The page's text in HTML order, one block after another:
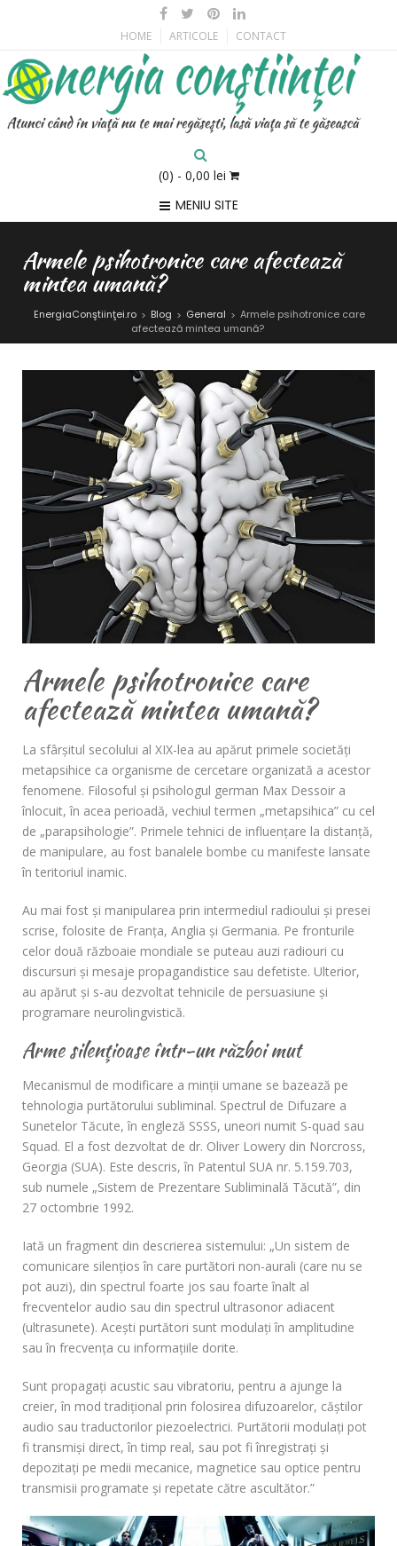
HOME ARTICOLE CONTACT
(0) - 0,00 lei
MENIU SITE
Armele psihotronice care afectează
mintea umană?
EnergiaConştiinţei.ro > Blog > General > Armele psihotronice care
afectează mintea umană?
Armele psihotronice care
afectează mintea umană?
La sfârşitul secolului al XIX-lea au apărut primele societăţi
metapsihice ca organisme de cercetare organizată a acestor
fenomene. Filosoful şi psihologul german Max Dessoir a
înlocuit, în acea perioadă, vechiul termen „metapsihica” cu cel
de „parapsihologie”. Primele tehnici de influenţare la distanţă,
de manipulare, au fost banalele bombe cu manifeste lansate
în teritoriul inamic.
Au mai fost şi manipularea prin intermediul radioului şi presei
scrise, folosite de Franţa, Anglia şi Germania. Pe fronturile
celor două războaie mondiale se puteau auzi radiouri cu
discursuri şi mesaje propagandistice sau defetiste. Ulterior,
au apărut şi s-au dezvoltat tehnicile de persuasiune şi
programare neurolingvistică.
Arme silenţioase într-un război mut
Mecanismul de modificare a minţii umane se bazează pe
tehnologia purtătorului subliminal. Spectrul de Difuzare a
Sunetelor Tăcute, în engleză SSSS, uneori numit S-quad sau
Squad. El a fost dezvoltat de dr. Oliver Lowery din Norcross,
Georgia (SUA). Este descris, în Patentul SUA nr. 5.159.703,
sub numele „Sistem de Prezentare Subliminală Tăcută”, din
27 octombrie 1992.
Iată un fragment din descrierea sistemului: „Un sistem de
comunicare silenţios în care purtători non-aurali (care nu se
pot auzi), din spectrul foarte jos sau foarte înalt al
frecventelor audio sau din spectrul ultrasonor adiacent
(ultrasunete). Acești purtători sunt modulaţi în amplitudine
sau în frecvenţa cu informaţiile dorite.
Sunt propagaţi acustic sau vibratoriu, pentru a ajunge la
creier, în mod tradiţional prin folosirea difuzoarelor, căştilor
audio sau traductorilor piezoelectrici. Purtătorii modulaţi pot
fi transmişi direct, în timp real, sau pot fi înregistraţi şi
depozitaţi pe medii mecanice, magnetice sau optice pentru
transmisii programate şi repetate către ascultător.”